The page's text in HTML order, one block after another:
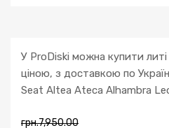
У ProDiski можна купити
ціною, з доставкою по
Seat Altea Ateca Alhambra
грн.7,950.00